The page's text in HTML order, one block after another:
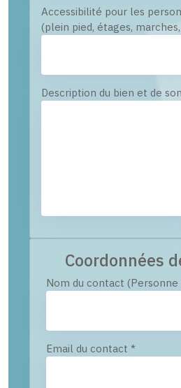
Accessibilité pour les
(plein pied, étages, marches,
Description du bien et de
Coordonnées
Nom du contact
Email du contact *